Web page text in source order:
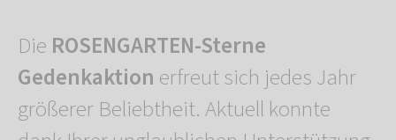
Die ROSENGARTEN-Sterne
Gedenkaktion erfreut sich jedes Jahr
größerer Beliebtheit. Aktuell konnte